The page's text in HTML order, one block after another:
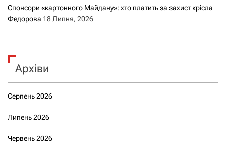
Спонсори «картонного Майдану»: хто платить за захист крісла
Федорова 18 Липня, 2026
Архіви
Серпень 2026
Липень 2026
Червень 2026